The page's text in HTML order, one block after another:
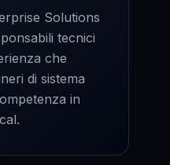
Solutions
tecnici
che
di sistema
in